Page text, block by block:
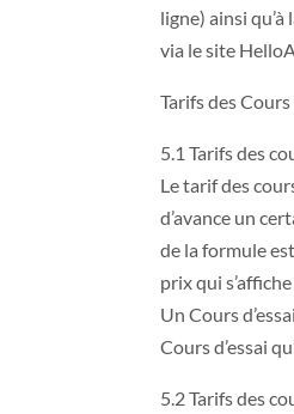
ligne) ainsi
via le site
Tarifs des Cours
5.1 Tarifs des
Le tarif des
d’avance un
de la formule
prix qui
Un Cours
Cours d’essai
5.2 Tarifs des